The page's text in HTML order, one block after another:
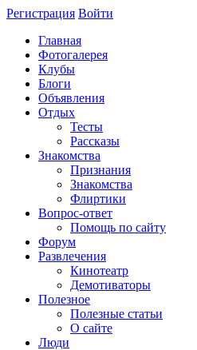
Регистрация Войти
Главная
Фотогалерея
Клубы
Блоги
Объявления
Отдых
Тесты
Рассказы
Знакомства
Признания
Знакомства
Флиртики
Вопрос-ответ
Помощь по сайту
Форум
Развлечения
Кинотеатр
Демотиваторы
Полезное
Полезные статьи
О сайте
Люди